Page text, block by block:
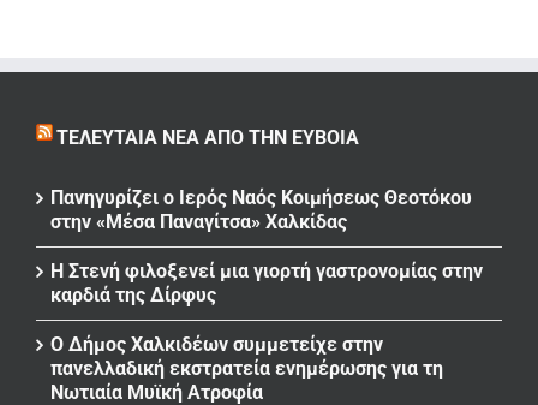
ΤΕΛΕΥΤΑΊΑ ΝΈΑ ΑΠΌ ΤΗΝ ΕΎΒΟΙΑ
Πανηγυρίζει ο Ιερός Ναός Κοιμήσεως Θεοτόκου
στην «Μέσα Παναγίτσα» Χαλκίδας
Η Στενή φιλοξενεί μια γιορτή γαστρονομίας στην
καρδιά της Δίρφυς
Ο Δήμος Χαλκιδέων συμμετείχε στην
πανελλαδική εκστρατεία ενημέρωσης για τη
Νωτιαία Μυϊκή Ατροφία